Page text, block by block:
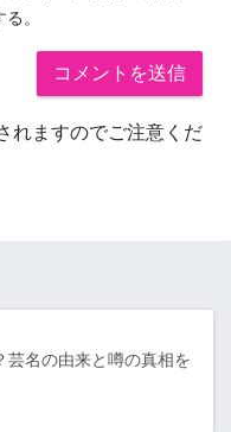
。
れますのでご注意くだ
芸名の由来と噂の真相を